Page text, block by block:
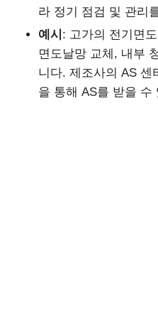
라 정기 점검 및 관리
예시 : 고가의 전기면
면도날망 교체, 내부
니다. 제조사의 AS 센
을 통해 AS를 받을 수